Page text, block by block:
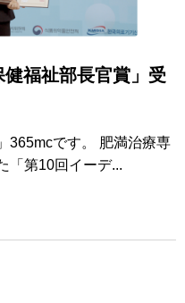
健福祉部長官賞」受
365mcです。 肥満治療専
「第10回イーデ...